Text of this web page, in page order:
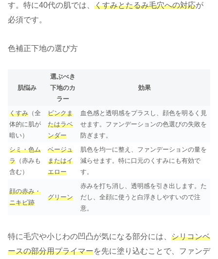
す。特に40代の肌では、 くすみとたるみ毛穴への対応が
必須です。
色補正下地の選び方
肌悩み
選ぶべき
下地のカ
ラー
効果
くすみ （全
体的に肌が
暗い）
ピンクま
たはラベ
ンダー
血色感と透明感をプラスし、顔色を明るく見
せます。ファンデーションの色選びの失敗を
防ぎます。
シミ・色ム
ラ （赤みも
含む）
ベージュ
またはイ
エロー
肌色を均一に整え、ファンデーションの量を
減らせます。特に口元のくすみにも有効で
す。
顔の赤み・
ニキビ跡
グリーン
赤みを打ち消し、透明感を引き出します。た
だし、全顔に使うと白浮きしやすいので注
意。
特に毛穴や小じわの凹凸が気になる部分には、 シリコンベ
ースの部分用プライマーを先に塗り込むことで、ファンデ